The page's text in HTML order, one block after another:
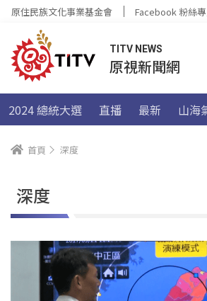
原住民族文化事業基金會 Facebook 粉絲
TITV NEWS
原視新聞網
2024 總統大選 直播 最新 山海
首頁 深度
深度